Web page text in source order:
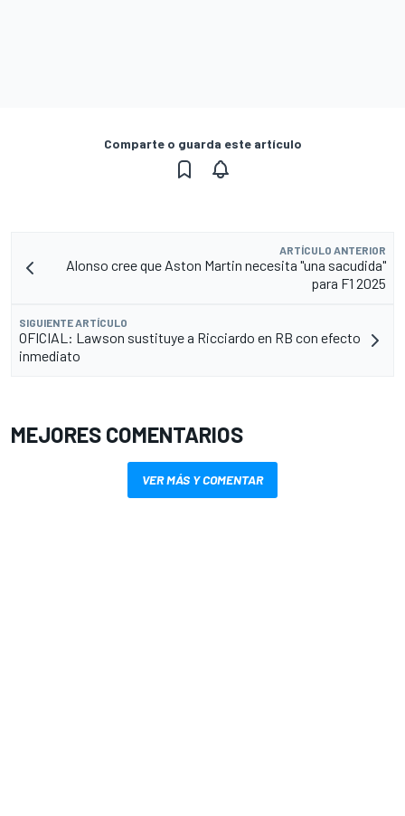
Comparte o guarda este artículo
ARTÍCULO ANTERIOR
Alonso cree que Aston Martin necesita "una sacudida"
para F1 2025
SIGUIENTE ARTÍCULO
OFICIAL: Lawson sustituye a Ricciardo en RB con efecto
inmediato
MEJORES COMENTARIOS
VER MÁS Y COMENTAR